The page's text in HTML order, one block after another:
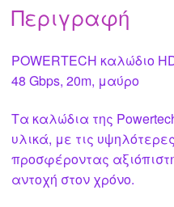
g
er
Περιγραφή
POWERTECH καλώδιο
48 Gbps, 20m, μαύρο
Τα καλώδια της
υλικά, με τις
προσφέροντας
αντοχή στον χρόνο.